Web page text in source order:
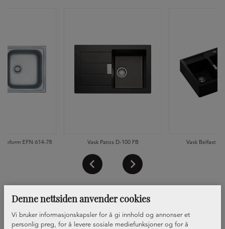
Denne nettsiden anvender cookies
Vi bruker informasjonskapsler for å gi innhold og annonser et
personlig preg, for å levere sosiale mediefunksjoner og for å
EFN 614-78 Vask Patos D-100 FB Vask Belfast